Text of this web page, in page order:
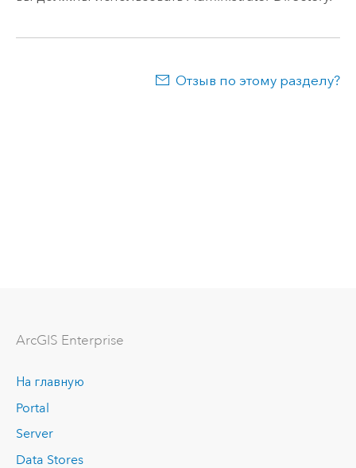
Отзыв по этому разделу?
ArcGIS Enterprise
На главную
Portal
Server
Data Stores